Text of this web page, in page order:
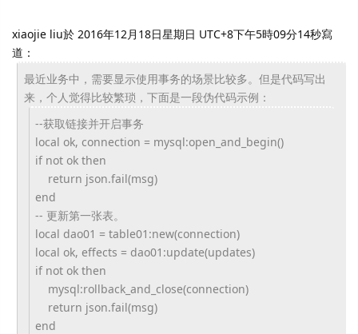
xiaojie liu於 2016年12月18日星期日 UTC+8下午5時09分14秒寫
道：
最近业务中，需要显示使用事务的场景比较多。但是代码写出
来， 个人觉得比较繁琐，下面是一段伪代码示例：
--获取链接并开启事务
local ok, connection = mysql:open_and_begin()
if not ok then
return json.fail(msg)
end
-- 更新第一张表。
local dao01 = table01:new(connection)
local ok, effects = dao01:update(updates)
if not ok then
mysql:rollback_and_close(connection)
return json.fail(msg)
end